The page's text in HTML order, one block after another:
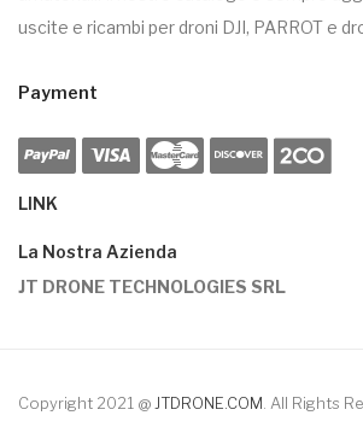
uscite e ricambi per droni DJI, PARROT e
Payment
LINK
La Nostra Azienda
JT DRONE TECHNOLOGIES SRL
Copyright 2021 @ JTDRONE.COM . All Rights